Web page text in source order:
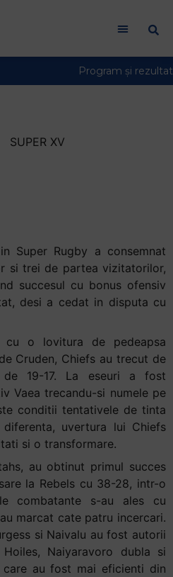
SUPER XV
Super Rugby a consemnat
si trei de partea vizitatorilor,
succesul cu bonus ofensiv
desi a cedat in disputa cu
o lovitura de pedeapsa
Cruden, Chiefs au trecut de
de 19-17. La eseuri a fost
Vaea trecandu-si numele pe
conditii tentativele de tinta
uvertura lui Chiefs
si o transformare.
au obtinut primul succes
la Rebels cu 38-28, intr-o
combatante s-au ales cu
marcat cate patru incercari.
si Naivalu au fost autorii
Naiyaravoro dubla si
care au fost mai eficienti din